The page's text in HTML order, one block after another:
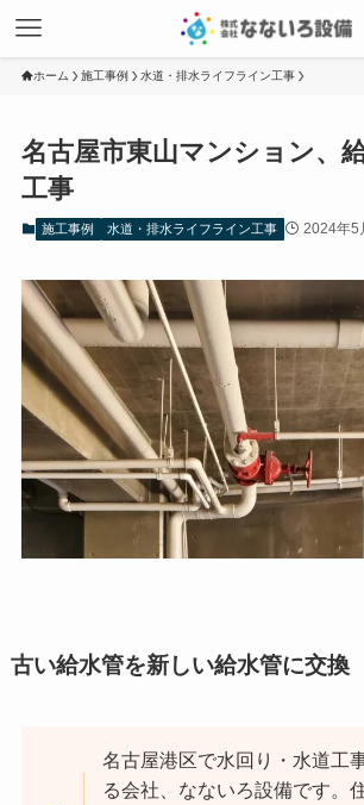
ホーム 施工事例 水道・排水ライフライン工事
名古屋市東山マンション、
工事
施工事例 水道・排水ライフライン工事 2024年5
古い給水管を新しい給水管に交換
名古屋港区で水回り・水道工
る会社、なないろ設備です。